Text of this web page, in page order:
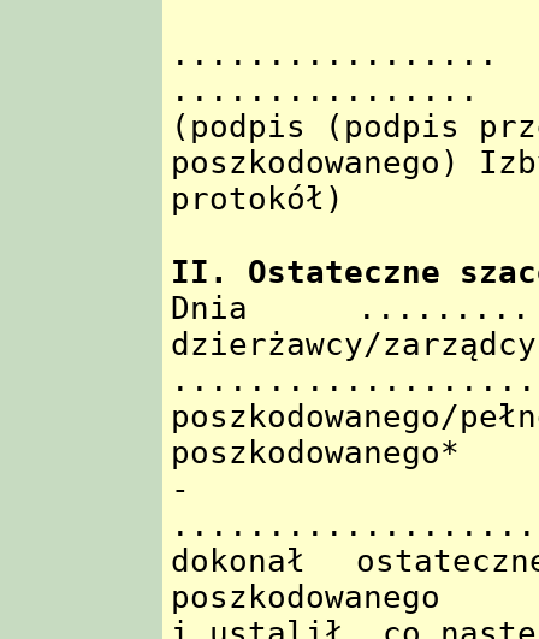
................
(podpis (podpis
poszkodowanego)
protokół)
II. Ostateczne
Dnia .........
dzierżawcy/
poszkodowanego/
poszkodowanego*
-
dokonał
poszkodowanego